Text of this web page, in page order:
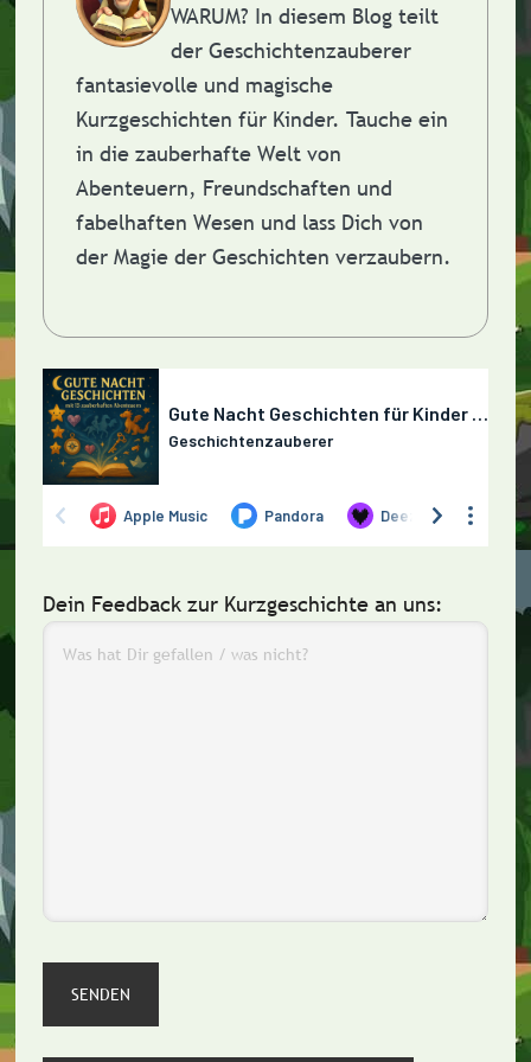
WARUM? In diesem Blog teilt
der Geschichtenzauberer
fantasievolle und magische
Kurzgeschichten für Kinder. Tauche ein
in die zauberhafte Welt von
Abenteuern, Freundschaften und
fabelhaften Wesen und lass Dich von
der Magie der Geschichten verzaubern.
Dein Feedback zur Kurzgeschichte an uns: